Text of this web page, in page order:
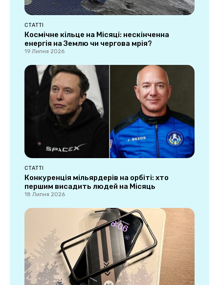
СТАТТІ
Космічне кільце на Місяці: нескінченна
енергія на Землю чи чергова мрія?
19 Липня 2026
СТАТТІ
Конкуренція мільярдерів на орбіті: хто
першим висадить людей на Місяць
18 Липня 2026